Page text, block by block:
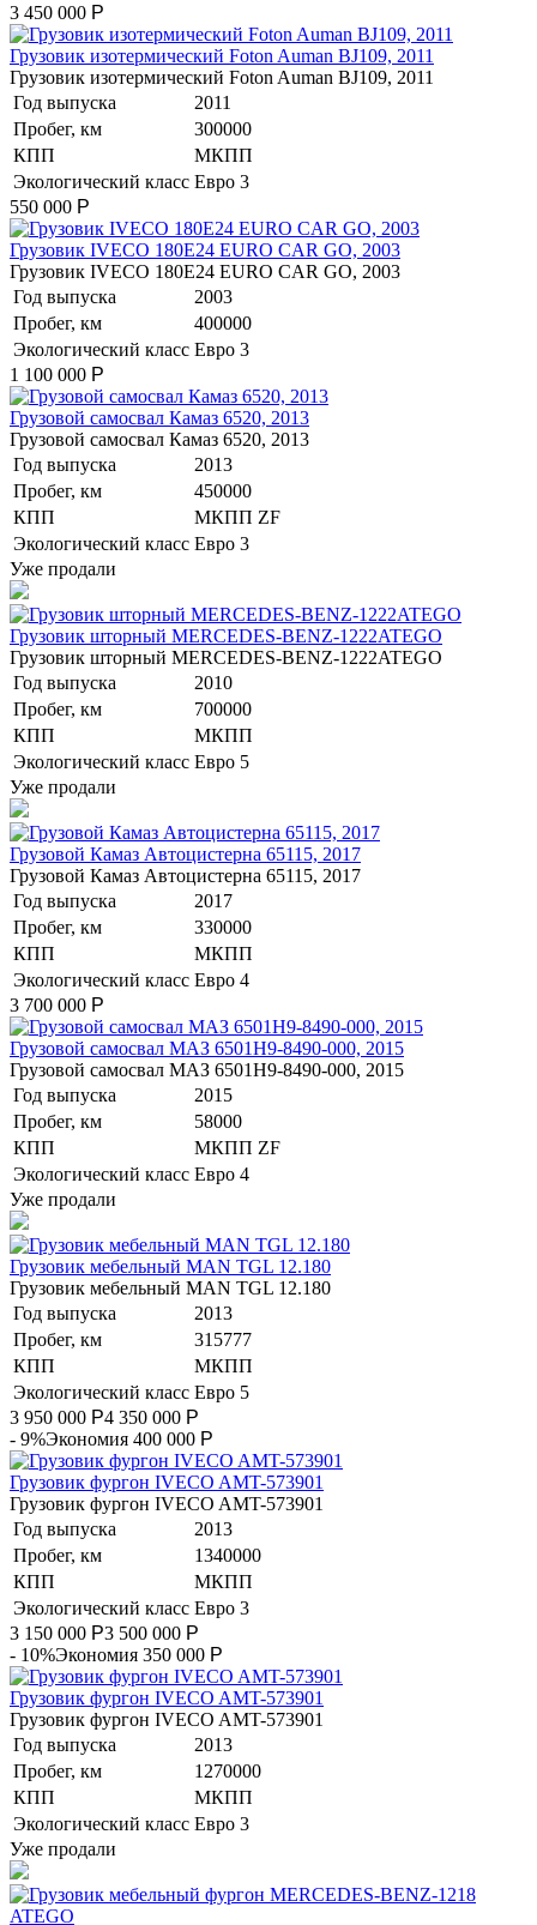
3 450 000 Р
Грузовик изотермический Foton Auman BJ109, 2011
Грузовик изотермический Foton Auman BJ109, 2011
Год выпуска
2011
Пробег, км
300000
КПП
МКПП
Экологический класс Евро 3
550 000 Р
Грузовик IVECO 180Е24 EURO CAR GO, 2003
Грузовик IVECO 180Е24 EURO CAR GO, 2003
Год выпуска
2003
Пробег, км
400000
Экологический класс Евро 3
1 100 000 Р
Грузовой самосвал Камаз 6520, 2013
Грузовой самосвал Камаз 6520, 2013
Год выпуска
2013
Пробег, км
450000
КПП
⁠МКПП ZF
Экологический класс Евро 3
Уже продали
Грузовик шторный MERCEDES-BENZ-1222ATEGO
Грузовик шторный MERCEDES-BENZ-1222ATEGO
Год выпуска
2010
Пробег, км
700000
КПП
МКПП
Экологический класс Евро 5
Уже продали
Грузовой Камаз Автоцистерна 65115, 2017
Грузовой Камаз Автоцистерна 65115, 2017
Год выпуска
2017
Пробег, км
330000
КПП
МКПП
Экологический класс Евро 4
3 700 000 Р
Грузовой самосвал МАЗ 6501Н9-8490-000, 2015
Грузовой самосвал МАЗ 6501Н9-8490-000, 2015
Год выпуска
2015
Пробег, км
58000
КПП
МКПП ZF
Экологический класс Евро 4
Уже продали
Грузовик мебельный MAN TGL 12.180
Грузовик мебельный MAN TGL 12.180
Год выпуска
2013
Пробег, км
315777
КПП
МКПП
Экологический класс Евро 5
3 950 000 Р4 350 000 Р
- 9%Экономия 400 000 Р
Грузовик фургон IVECO AMT-573901
Грузовик фургон IVECO AMT-573901
Год выпуска
2013
Пробег, км
1340000
КПП
МКПП
Экологический класс Евро 3
3 150 000 Р3 500 000 Р
- 10%Экономия 350 000 Р
Грузовик фургон IVECO AMT-573901
Грузовик фургон IVECO AMT-573901
Год выпуска
2013
Пробег, км
1270000
КПП
МКПП
Экологический класс Евро 3
Уже продали